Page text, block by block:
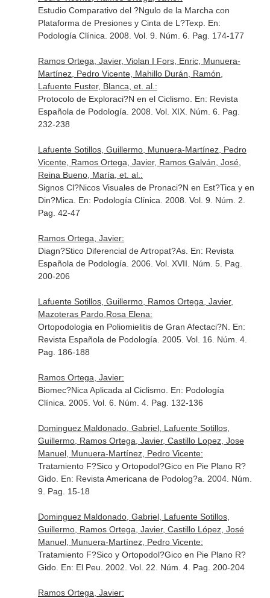
Estudio Comparativo del ?Ngulo de la Marcha con
Plataforma de Presiones y Cinta de L?Texp. En:
Podología Clínica . 2008. Vol. 9. Núm. 6. Pag. 174-177
Ramos Ortega, Javier, Violan I Fors, Enric, Munuera-
Martínez, Pedro Vicente, Mahillo Durán, Ramón,
Lafuente Fuster, Blanca, et. al.:
Protocolo de Exploraci?N en el Ciclismo. En: Revista
Española de Podología . 2008. Vol. XIX. Núm. 6. Pag.
232-238
Lafuente Sotillos, Guillermo, Munuera-Martínez, Pedro
Vicente, Ramos Ortega, Javier, Ramos Galván, José,
Reina Bueno, María, et. al.:
Signos Cl?Nicos Visuales de Pronaci?N en Est?Tica y en
Din?Mica. En: Podología Clínica . 2008. Vol. 9. Núm. 2.
Pag. 42-47
Ramos Ortega, Javier:
Diagn?Stico Diferencial de Artropat?As. En: Revista
Española de Podología . 2006. Vol. XVII. Núm. 5. Pag.
200-206
Lafuente Sotillos, Guillermo, Ramos Ortega, Javier,
Mazoteras Pardo,Rosa Elena:
Ortopodologia en Poliomielitis de Gran Afectaci?N. En:
Revista Española de Podología . 2005. Vol. 16. Núm. 4.
Pag. 186-188
Ramos Ortega, Javier:
Biomec?Nica Aplicada al Ciclismo. En: Podología
Clínica . 2005. Vol. 6. Núm. 4. Pag. 132-136
Dominguez Maldonado, Gabriel, Lafuente Sotillos,
Guillermo, Ramos Ortega, Javier, Castillo Lopez, Jose
Manuel, Munuera-Martínez, Pedro Vicente:
Tratamiento F?Sico y Ortopodol?Gico en Pie Plano R?
Gido. En: Revista Americana de Podolog?a . 2004. Núm.
9. Pag. 15-18
Dominguez Maldonado, Gabriel, Lafuente Sotillos,
Guillermo, Ramos Ortega, Javier, Castillo López, José
Manuel, Munuera-Martínez, Pedro Vicente:
Tratamiento F?Sico y Ortopodol?Gico en Pie Plano R?
Gido. En: El Peu . 2002. Vol. 22. Núm. 4. Pag. 200-204
Ramos Ortega, Javier: